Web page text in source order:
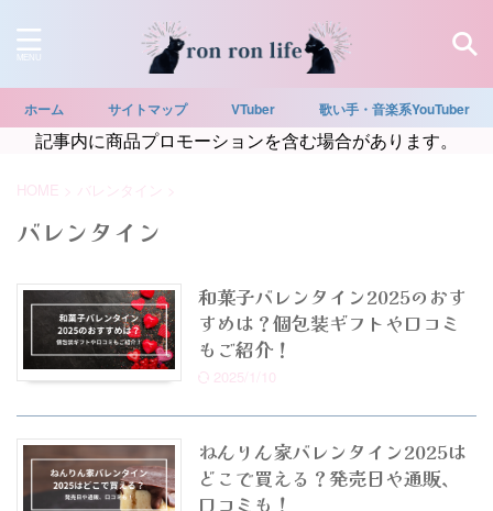
ホーム サイトマップ VTuber 歌い手・音楽系YouTuber
記事内に商品プロモーションを含む場合があります。
HOME > バレンタイン >
バレンタイン
和菓子バレンタイン2025のおす
すめは？個包装ギフトや口コミ
もご紹介！
2025/1/10
ねんりん家バレンタイン2025は
どこで買える？発売日や通販、
口コミも！